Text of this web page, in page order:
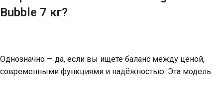
Bubble 7 кг?
Однозначно — да, если вы ищете баланс между ценой,
современными функциями и надёжностью. Эта модель: